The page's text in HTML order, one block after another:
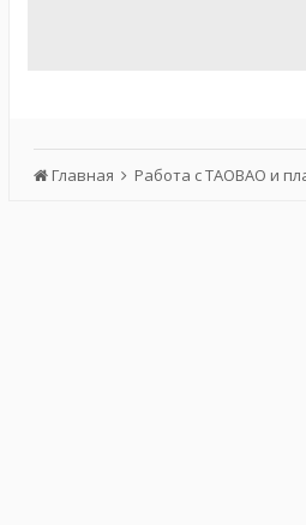
Главная Работа с TAOBAO и